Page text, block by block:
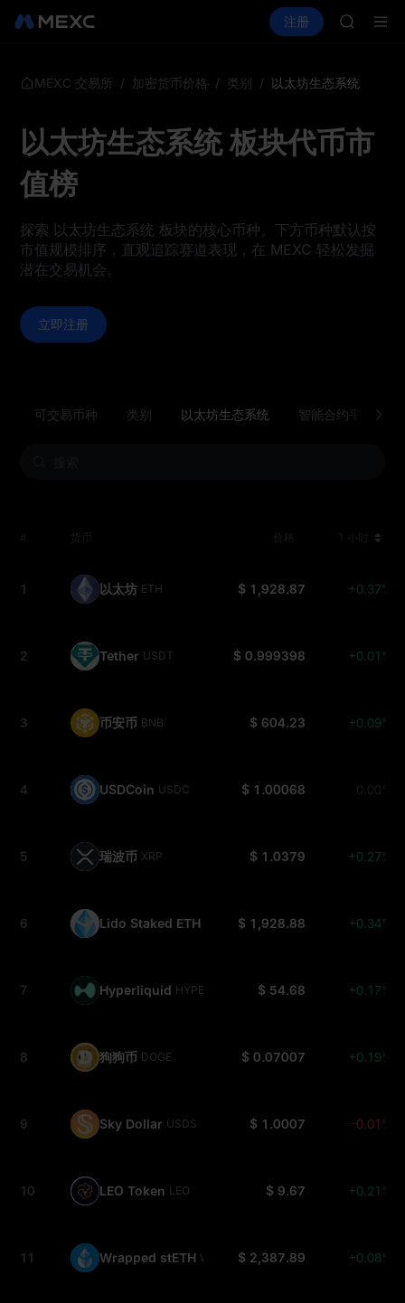
SPCX 理财 活
注册
MEXC 交易所 / 加密货币价格 / 类别 / 以太坊生态系统
以太坊生态系统 板块代币市
值榜
探索 以太坊生态系统 板块的核心币种。下方币种默认按
市值规模排序，直观追踪赛道表现，在 MEXC 轻松发掘
潜在交易机会。
立即注册
可交易币种 类别 以太坊生态系统 智能合约平台
# 价格 1 小时
1 以太坊 ETH $ 1,928.87 +0.37%
2 Tether USDT $ 0.999398 +0.01%
3 币安币 BNB $ 604.23 +0.09%
4 USDCoin USDC $ 1.00068 0.00%
5 瑞波币 XRP $ 1.0379 +0.27%
6 Lido Staked ETH STETH$ 1,928.88 +0.34%
7 Hyperliquid HYPE $ 54.68 +0.17%
8 狗狗币 DOGE $ 0.07007 +0.19%
9 Sky Dollar USDS $ 1.0007 -0.01%
10 LEO Token LEO $ 9.67 +0.21%
11 Wrapped stETH WSTETH$ 2,387.89 +0.08%